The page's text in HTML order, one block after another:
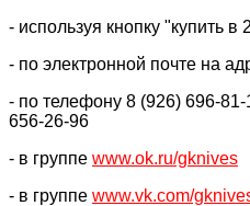
- используя кнопку "купить в
- по электронной почте на
- по телефону 8 (926) 696-
656-26-96
- в группе www.ok.ru/gknives
- в группе www.vk.com/